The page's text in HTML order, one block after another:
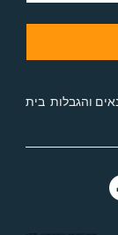
בית והגבלות